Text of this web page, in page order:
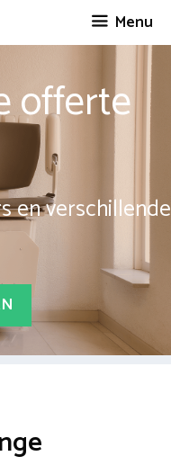
Menu
offerte
en verschillende